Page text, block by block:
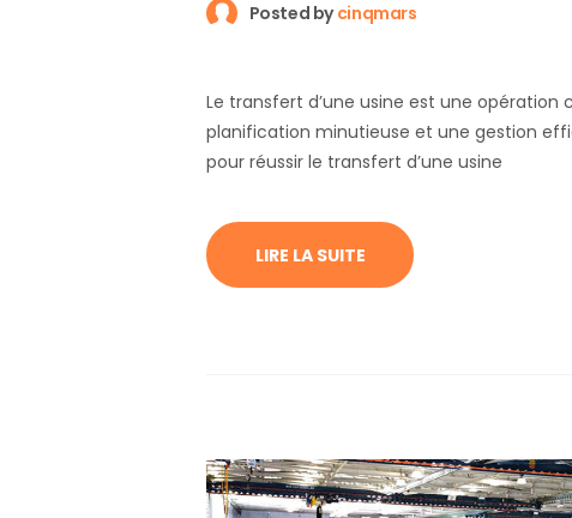
Posted bycinqmars
Le transfert d’une usine est une opération
planification minutieuse et une gestion
pour réussir le transfert d’une usine
LIRE LA SUITE